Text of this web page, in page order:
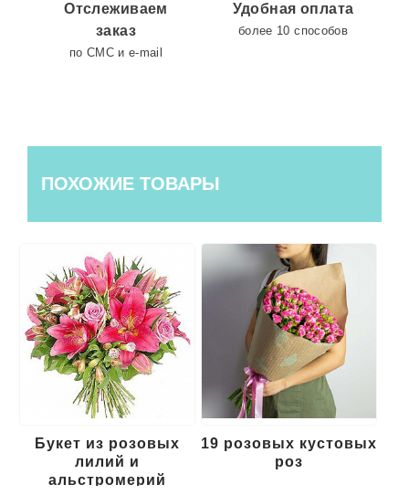
Отслеживаем
заказ
по СМС и e-mail
Удобная оплата
более 10 способов
ПОХОЖИЕ ТОВАРЫ
19 розовых кустовых
роз
Букет из красных
цветов "Свидание"